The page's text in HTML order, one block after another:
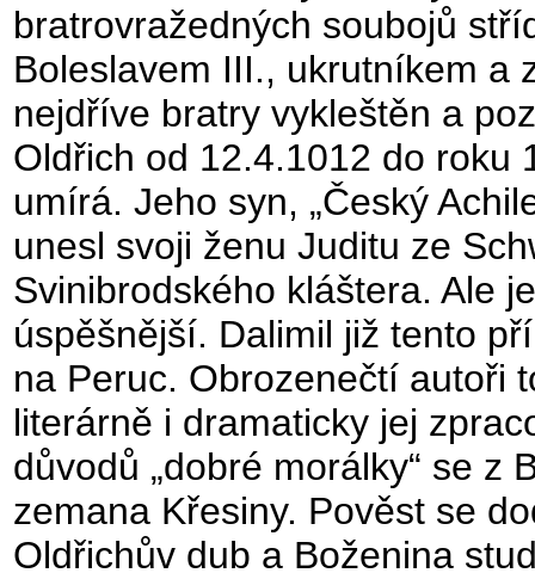
bratrovražedných soubojů
Boleslavem III., ukrutníkem a
nejdříve bratry vykleštěn a
Oldřich od 12.4.1012 do roku
umírá. Jeho syn, „Český
unesl svoji ženu Juditu ze
Svinibrodského kláštera. Ale
úspěšnější. Dalimil již tento
na Peruc. Obrozenečtí autoři
literárně i dramaticky jej
důvodů „dobré morálky“ se z
zemana Křesiny. Pověst se
Oldřichův dub a Boženina